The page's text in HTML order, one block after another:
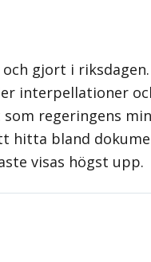
gjort i
interpellationer
regeringens
hitta bland
visas högst upp.